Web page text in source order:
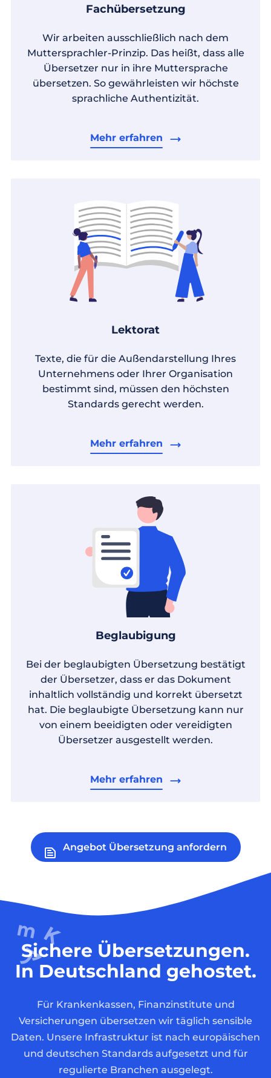
Fachübersetzung
Wir arbeiten ausschließlich nach dem
Muttersprachler-Prinzip. Das heißt, dass alle
Übersetzer nur in ihre Muttersprache
übersetzen. So gewährleisten wir höchste
sprachliche Authentizität.
Mehr erfahren
Lektorat
Texte, die für die Außendarstellung Ihres
Unternehmens oder Ihrer Organisation
bestimmt sind, müssen den höchsten
Standards gerecht werden.
Mehr erfahren
Beglaubigung
Bei der beglaubigten Übersetzung bestätigt
der Übersetzer, dass er das Dokument
inhaltlich vollständig und korrekt übersetzt
hat. Die beglaubigte Übersetzung kann nur
von einem beeidigten oder vereidigten
Übersetzer ausgestellt werden.
Mehr erfahren
Angebot Übersetzung anfordern
Sichere Übersetzungen.
In Deutschland gehostet.
Für Krankenkassen, Finanzinstitute und
Versicherungen übersetzen wir täglich sensible
Daten. Unsere Infrastruktur ist nach europäischen
und deutschen Standards aufgesetzt und für
regulierte Branchen ausgelegt.